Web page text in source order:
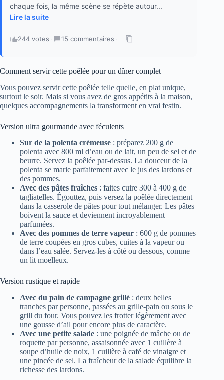
chaque fois, la même scène se répète autour...
Lire la suite
244 votes · 15 commentaires ·
Comment servir cette poêlée pour un dîner complet
Vous pouvez servir cette poêlée telle quelle, en plat unique,
surtout le soir. Mais si vous avez de gros appétits à la maison,
quelques accompagnements la transforment en vrai festin.
Version ultra gourmande avec féculents
Sur de la polenta crémeuse : préparez 200 g de
polenta avec 800 ml d’eau ou de lait, un peu de sel et de
beurre. Servez la poêlée par-dessus. La douceur de la
polenta se marie parfaitement avec le jus des lardons et
des pommes.
Avec des pâtes fraîches : faites cuire 300 à 400 g de
tagliatelles. Égouttez, puis versez la poêlée directement
dans la casserole de pâtes pour tout mélanger. Les pâtes
boivent la sauce et deviennent incroyablement
parfumées.
Avec des pommes de terre vapeur : 600 g de pommes
de terre coupées en gros cubes, cuites à la vapeur ou
dans l’eau salée. Servez-les à côté ou dessous, comme
un lit moelleux.
Version rustique et rapide
Avec du pain de campagne grillé : deux belles
tranches par personne, passées au grille-pain ou sous le
grill du four. Vous pouvez les frotter légèrement avec
une gousse d’ail pour encore plus de caractère.
Avec une petite salade : une poignée de mâche ou de
roquette par personne, assaisonnée avec 1 cuillère à
soupe d’huile de noix, 1 cuillère à café de vinaigre et
une pincée de sel. La fraîcheur de la salade équilibre la
richesse des lardons.